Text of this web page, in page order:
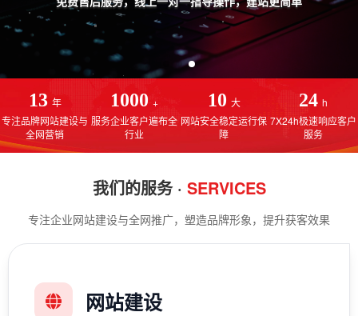
13 年
专注品牌网站建设与
全网营销
1000 +
服务企业客户遍布全
行业
10 大
网站安全稳定运行保
障
24 h
7X24h极速响应客户
服务
我们的服务 · SERVICES
专注企业网站建设与全网推广，塑造品牌形象，提升获客效果
网站建设